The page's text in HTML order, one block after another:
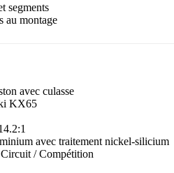
segments
au montage
avec culasse
KX65
avec traitement nickel-silicium
/ Compétition